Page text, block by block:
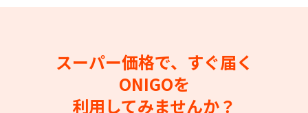
スーパー価格で、すぐ届く
ONIGOを
利用してみませんか？